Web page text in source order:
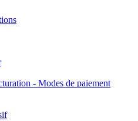
- Modes de paiement